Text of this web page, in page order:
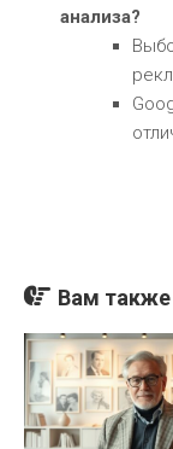
анализа?
Вам